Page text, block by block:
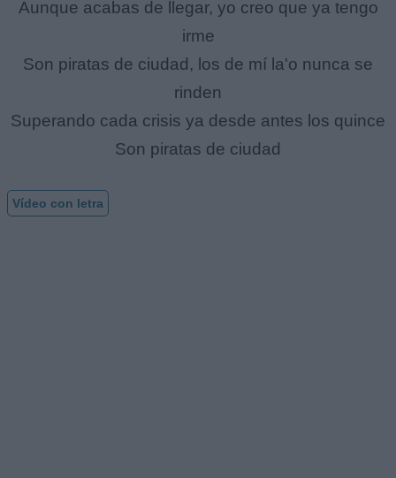
Aunque acabas de llegar, yo creo que ya tengo
irme
Son piratas de ciudad, los de mí la'o nunca se
rinden
Superando cada crisis ya desde antes los quince
Son piratas de ciudad
Vídeo con letra